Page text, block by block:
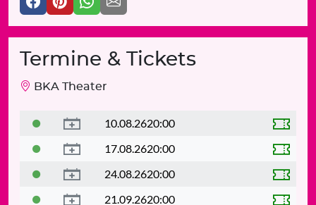
Termine & Tickets
BKA Theater
10.08.2620:00
17.08.2620:00
24.08.2620:00
21.09.2620:00